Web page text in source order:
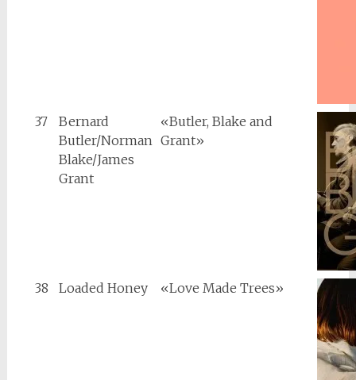
37
Bernard
Butler/Norman
Blake/James
Grant
«Butler, Blake and
Grant»
38 Loaded Honey «Love Made Trees»